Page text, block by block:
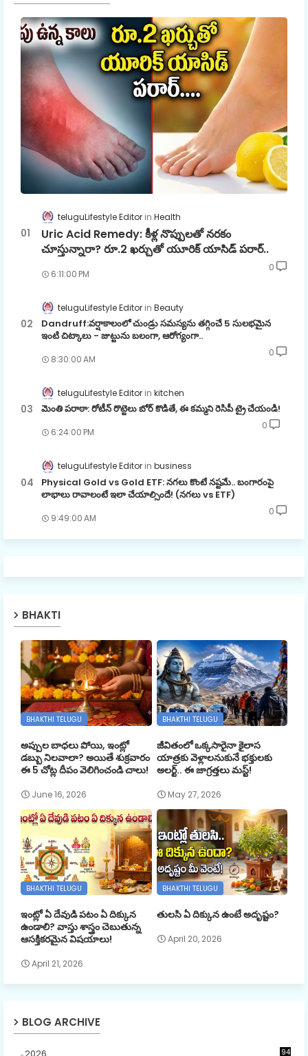
teluguLifestyle Editor Health
Uric Acid Remedy: కీళ్ల నొప్పులతో నరకం
చూస్తున్నారా? రూ.2 ఖర్చుతో యూరిక్ యాసిడ్ పరార్..
6:11:00 PM
0
teluguLifestyle Editor Beauty
Dandruff:వర్షాకాలంలో చుండ్రు సమస్యను తగ్గించే 5 సులభమైన
ఇంటి చిట్కాలు - జుట్టును బలంగా, ఆరోగ్యంగా..
8:30:00 AM
0
teluguLifestyle Editor kitchen
మెంతి పరాఠా: రోటీన్ రొట్టెలు బోర్ కొడితే, ఈ కమ్మని రెసిపీ ట్రై చేయండి!
6:24:00 PM
0
teluguLifestyle Editor business
Physical Gold vs Gold ETF: నగలు కొంటే నష్టమే.. బంగారంపై
లాభాలు రావాలంటే ఇలా చేయాల్సిందే! (నగలు vs ETF)
9:49:00 AM
0
BHAKTI
BHAKTHI TELUGU
అప్పుల బాధలు పోయి, ఇంట్లో
డబ్బు నిలవాలా? అయితే శుక్రవారం
ఈ 5 చోట్ల దీపం వెలిగించండి చాలు!
June 16, 2026
BHAKTHI TELUGU
జీవితంలో ఒక్కసారైనా కైలాస
యాత్రకు వెళ్లాలనుకునే భక్తులకు
అలర్ట్.. ఈ జాగ్రత్తలు మస్ట్!
May 27, 2026
BHAKTHI TELUGU
ఇంట్లో ఏ దేవుడి పటం ఏ దిక్కున
ఉండాలి? వాస్తు శాస్త్రం చెబుతున్న
ఆసక్తికరమైన విషయాలు!
April 21, 2026
BHAKTHI TELUGU
తులసి ఏ దిక్కున ఉంటే అదృష్టం?
April 20, 2026
BLOG ARCHIVE
94